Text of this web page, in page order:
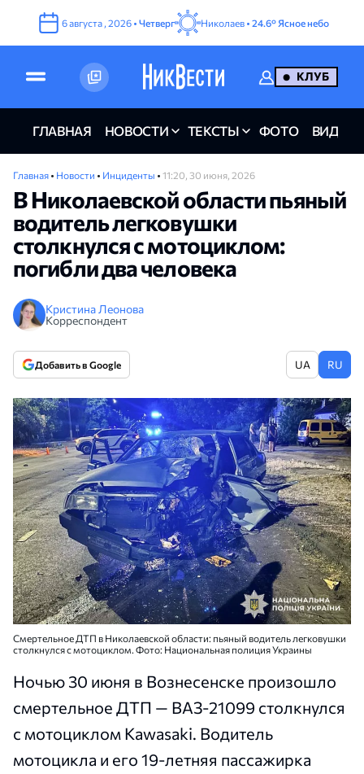
6августа , 2026 • Четверг Николаев • 24.6° Ясное небо
КЛУБ
ГЛАВНАЯ НОВОСТИ ТЕКСТЫ ФОТО ВИДЕО
Главная • Новости • Инциденты • 11:20, 30 июня, 2026
В Николаевской области пьяный
водитель легковушки
столкнулся с мотоциклом:
погибли два человека
Кристина Леонова
Корреспондент
Добавить в Google UA RU
Смертельное ДТП в Николаевской области: пьяный водитель легковушки
столкнулся с мотоциклом. Фото: Национальная полиция Украины
Ночью 30 июня в Вознесенске произошло
смертельное ДТП — ВАЗ-21099 столкнулся
с мотоциклом Kawasaki. Водитель
мотоцикла и его 19-летняя пассажирка